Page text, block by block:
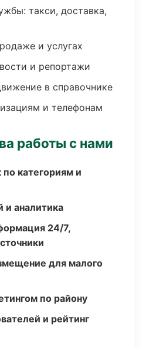
такси, доставка,
и услугах
и репортажи
в справочнике
и телефонам
работы с нами
категориям и
и аналитика
24/7,
для малого
по району
и рейтинг